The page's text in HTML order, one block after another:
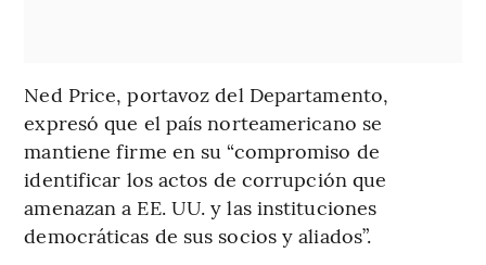
Ned Price, portavoz del Departamento,
expresó que el país norteamericano se
mantiene firme en su “compromiso de
identificar los actos de corrupción que
amenazan a EE. UU. y las instituciones
democráticas de sus socios y aliados”.